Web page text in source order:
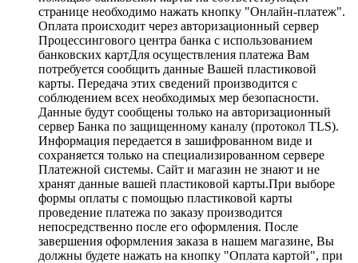
странице необходимо нажать кнопку "Онлайн-платеж".
Оплата происходит через авторизационный сервер
Процессингового центра банка с использованием
банковских картДля осуществления платежа Вам
потребуется сообщить данные Вашей пластиковой
карты. Передача этих сведений производится с
соблюдением всех необходимых мер безопасности.
Данные будут сообщены только на авторизационный
сервер Банка по защищенному каналу (протокол TLS).
Информация передается в зашифрованном виде и
сохраняется только на специализированном сервере
Платежной системы. Сайт и магазин не знают и не
хранят данные вашей пластиковой карты.При выборе
формы оплаты с помощью пластиковой карты
проведение платежа по заказу производится
непосредственно после его оформления. После
завершения оформления заказа в нашем магазине, Вы
должны будете нажать на кнопку "Оплата картой", при